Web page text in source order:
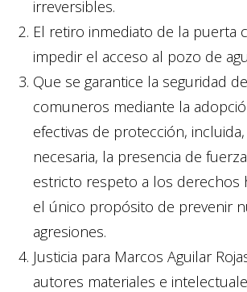
irreversibles.
El retiro inmediato de la puerta
impedir el acceso al pozo de
Que se garantice la seguridad
comuneros mediante la
efectivas de protección,
necesaria, la presencia de
estricto respeto a los derechos
el único propósito de prevenir
agresiones.
Justicia para Marcos Aguilar
autores materiales e